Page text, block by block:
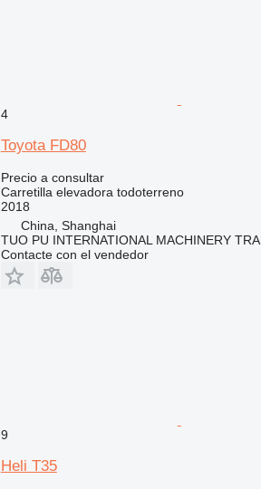
4
Toyota FD80
Precio a consultar
Carretilla elevadora todoterreno
2018
China, Shanghai
TUO PU INTERNATIONAL MACHINERY
Contacte con el vendedor
9
Heli T35